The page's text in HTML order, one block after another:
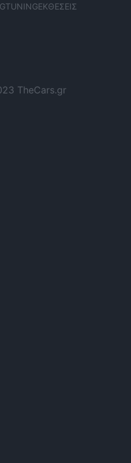
TUNINGΕΚΘΈΣΕΙΣ
TheCars.gr